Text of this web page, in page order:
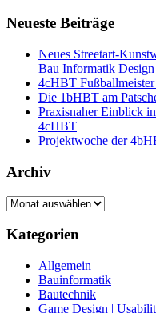
Neueste Beiträge
Neues Streetart-
Bau Informatik Design
4cHBT
Die 1bHBT am
Praxisnaher Einblick
4cHBT
Projektwoche der
Archiv
Archiv
Kategorien
Allgemein
Bauinformatik
Bautechnik
Game Design |